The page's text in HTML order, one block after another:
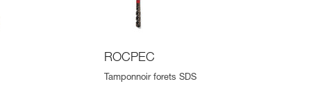
ROCPEC
Tamponnoir forets SDS